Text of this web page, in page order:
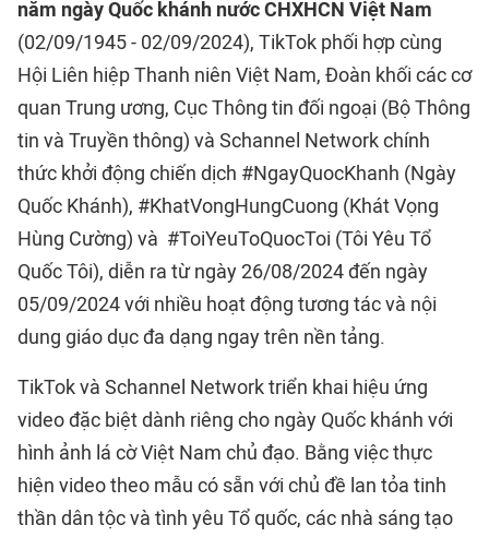
năm ngày Quốc khánh nước CHXHCN Việt Nam
(02/09/1945 - 02/09/2024), TikTok phối hợp cùng
Hội Liên hiệp Thanh niên Việt Nam, Đoàn khối các cơ
quan Trung ương, Cục Thông tin đối ngoại (Bộ Thông
tin và Truyền thông) và Schannel Network chính
thức khởi động chiến dịch #NgayQuocKhanh (Ngày
Quốc Khánh), #KhatVongHungCuong (Khát Vọng
Hùng Cường) và #ToiYeuToQuocToi (Tôi Yêu Tổ
Quốc Tôi), diễn ra từ ngày 26/08/2024 đến ngày
05/09/2024 với nhiều hoạt động tương tác và nội
dung giáo dục đa dạng ngay trên nền tảng.
TikTok và Schannel Network triển khai hiệu ứng
video đặc biệt dành riêng cho ngày Quốc khánh với
hình ảnh lá cờ Việt Nam chủ đạo. Bằng việc thực
hiện video theo mẫu có sẵn với chủ đề lan tỏa tinh
thần dân tộc và tình yêu Tổ quốc, các nhà sáng tạo